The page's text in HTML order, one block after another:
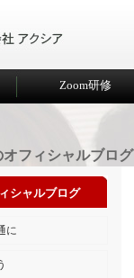
Zoom研修
フィシャルブログ
シャルブログ
に